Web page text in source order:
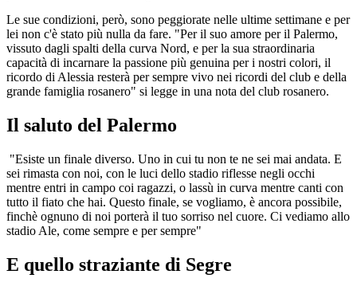
Le sue condizioni, però, sono peggiorate nelle ultime settimane e per
lei non c'è stato più nulla da fare. "Per il suo amore per il Palermo,
vissuto dagli spalti della curva Nord, e per la sua straordinaria
capacità di incarnare la passione più genuina per i nostri colori, il
ricordo di Alessia resterà per sempre vivo nei ricordi del club e della
grande famiglia rosanero" si legge in una nota del club rosanero.
Il saluto del Palermo
"Esiste un finale diverso. Uno in cui tu non te ne sei mai andata. E
sei rimasta con noi, con le luci dello stadio riflesse negli occhi
mentre entri in campo coi ragazzi, o lassù in curva mentre canti con
tutto il fiato che hai. Questo finale, se vogliamo, è ancora possibile,
finchè ognuno di noi porterà il tuo sorriso nel cuore. Ci vediamo allo
stadio Ale, come sempre e per sempre"
E quello straziante di Segre